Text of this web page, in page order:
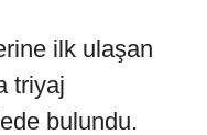
ilk ulaşan
triyaj
bulundu.